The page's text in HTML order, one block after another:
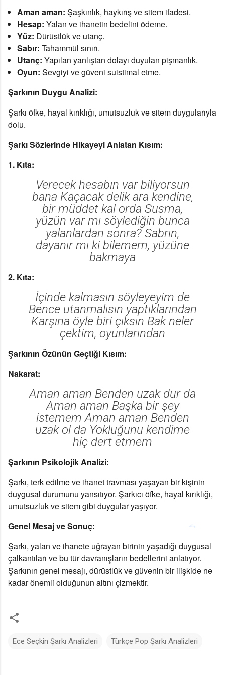
Aman aman: Şaşkınlık, haykırış ve sitem ifadesi.
Hesap: Yalan ve ihanetin bedelini ödeme.
Yüz: Dürüstlük ve utanç.
Sabır: Tahammül sınırı.
Utanç: Yapılan yanlıştan dolayı duyulan pişmanlık.
Oyun: Sevgiyi ve güveni suistimal etme.
Şarkının Duygu Analizi:
Şarkı öfke, hayal kırıklığı, umutsuzluk ve sitem duygularıyla
dolu.
Şarkı Sözlerinde Hikayeyi Anlatan Kısım:
1. Kıta:
Verecek hesabın var biliyorsun
bana Kaçacak delik ara kendine,
bir müddet kal orda Susma,
yüzün var mı söylediğin bunca
yalanlardan sonra? Sabrın,
dayanır mı ki bilemem, yüzüne
bakmaya
2. Kıta:
İçinde kalmasın söyleyeyim de
Bence utanmalısın yaptıklarından
Karşına öyle biri çıksın Bak neler
çektim, oyunlarından
Şarkının Özünün Geçtiği Kısım:
Nakarat:
Aman aman Benden uzak dur da
Aman aman Başka bir şey
istemem Aman aman Benden
uzak ol da Yokluğunu kendime
hiç dert etmem
Şarkının Psikolojik Analizi:
Şarkı, terk edilme ve ihanet travması yaşayan bir kişinin
duygusal durumunu yansıtıyor. Şarkıcı öfke, hayal kırıklığı,
umutsuzluk ve sitem gibi duygular yaşıyor.
Genel Mesaj ve Sonuç:
Şarkı, yalan ve ihanete uğrayan birinin yaşadığı duygusal
çalkantıları ve bu tür davranışların bedellerini anlatıyor.
Şarkının genel mesajı, dürüstlük ve güvenin bir ilişkide ne
kadar önemli olduğunun altını çizmektir.
Ece Seçkin Şarkı Analizleri Türkçe Pop Şarkı Analizleri